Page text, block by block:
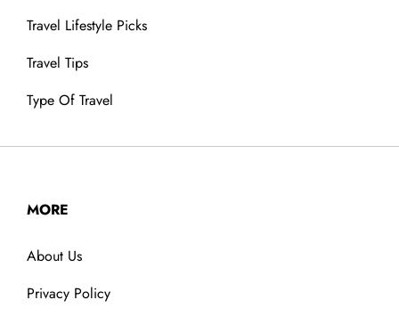
Travel Lifestyle Picks
Travel Tips
Type Of Travel
MORE
About Us
Privacy Policy